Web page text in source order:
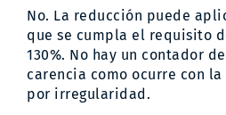
No. La reducción puede
que se cumpla el requisito
130%. No hay un contador
carencia como ocurre con
por irregularidad.